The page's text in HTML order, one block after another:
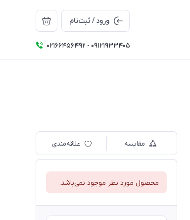
ورود / ثبت‌نام
02166456492 - 09121933405
مقایسه علاقه‌مندی
محصول مورد نظر موجود نمی‌باشد.